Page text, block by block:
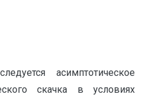
асимптотическое
скачка в условиях